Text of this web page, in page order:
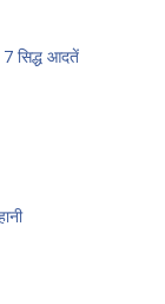
सिद्ध आदतें